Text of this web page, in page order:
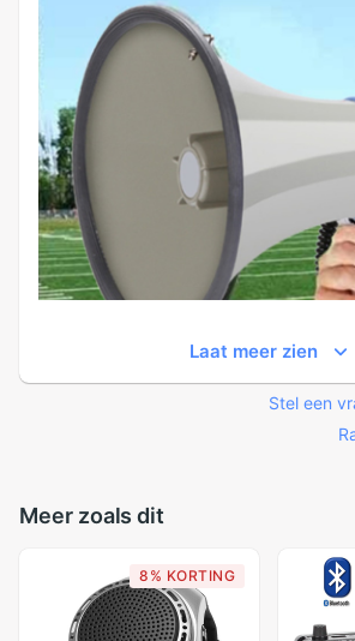
Laat meer zien
Stel een
Meer zoals dit
8% KORTING